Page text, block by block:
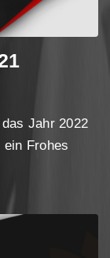
Jahr 2022
Frohes